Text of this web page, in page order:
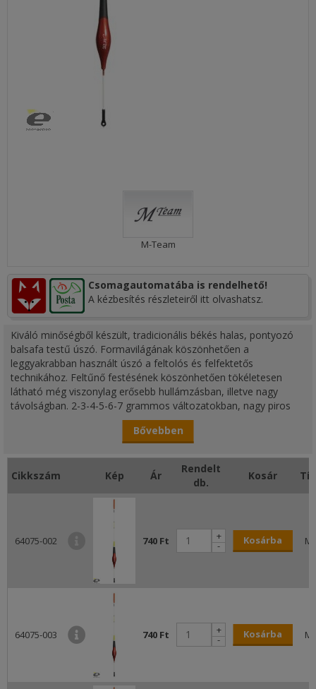
M-Team
Csomagautomatába is rendelhető!
A kézbesítés részleteiről itt olvashatsz.
Kiváló minőségből készült, tradicionális békés halas, pontyozó
balsafa testű úszó. Formavilágának köszönhetően a
leggyakrabban használt úszó a feltolós és felfektetős
technikához. Feltűnő festésének köszönhetően tökéletesen
látható még viszonylag erősebb hullámzásban, illetve nagy
távolságban. 2-3-4-5-6-7 grammos változatokban, nagy piros
bóbitával kerül forgalomba. Vékony antennájának köszönhetően
ő is stabil marad hullámzásban, ami különösem fontos, hogy a
csalink az etetésen maradjon.
Bővebben
Cikkszám Kép Ár
Rendelt
db.
Kosár
64075-002 740 Ft -
+ Kosárba
64075-003 740 Ft -
+ Kosárba